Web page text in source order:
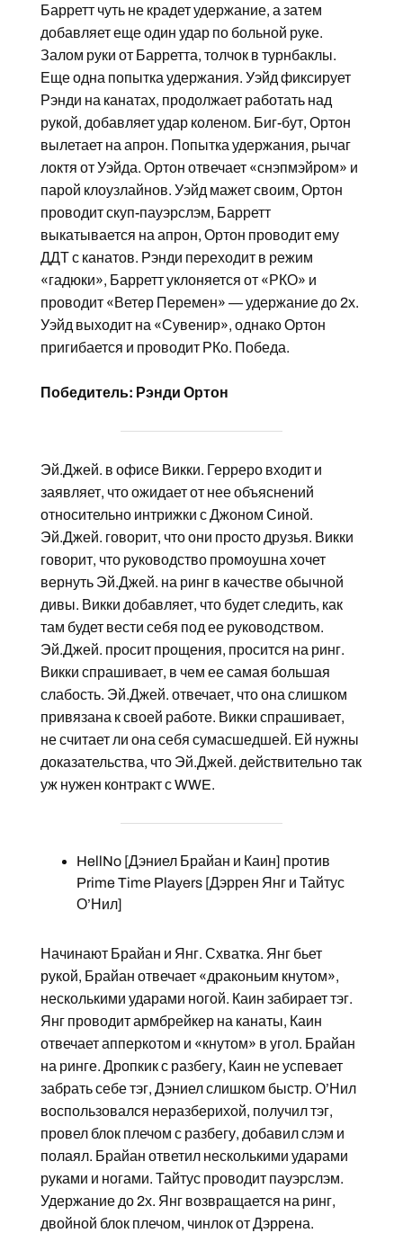
Барретт чуть не крадет удержание, а затем
добавляет еще один удар по больной руке.
Залом руки от Барретта, толчок в турнбаклы.
Еще одна попытка удержания. Уэйд фиксирует
Рэнди на канатах, продолжает работать над
рукой, добавляет удар коленом. Биг-бут, Ортон
вылетает на апрон. Попытка удержания, рычаг
локтя от Уэйда. Ортон отвечает «снэпмэйром» и
парой клоузлайнов. Уэйд мажет своим, Ортон
проводит скуп-пауэрслэм, Барретт
выкатывается на апрон, Ортон проводит ему
ДДТ с канатов. Рэнди переходит в режим
«гадюки», Барретт уклоняется от «РКО» и
проводит «Ветер Перемен» — удержание до 2х.
Уэйд выходит на «Сувенир», однако Ортон
пригибается и проводит РКо. Победа.
Победитель: Рэнди Ортон
Эй.Джей. в офисе Викки. Герреро входит и
заявляет, что ожидает от нее объяснений
относительно интрижки с Джоном Синой.
Эй.Джей. говорит, что они просто друзья. Викки
говорит, что руководство промоушна хочет
вернуть Эй.Джей. на ринг в качестве обычной
дивы. Викки добавляет, что будет следить, как
там будет вести себя под ее руководством.
Эй.Джей. просит прощения, просится на ринг.
Викки спрашивает, в чем ее самая большая
слабость. Эй.Джей. отвечает, что она слишком
привязана к своей работе. Викки спрашивает,
не считает ли она себя сумасшедшей. Ей нужны
доказательства, что Эй.Джей. действительно так
уж нужен контракт с WWE.
HellNo [Дэниел Брайан и Каин] против
Prime Time Players [Дэррен Янг и Тайтус
О’Нил]
Начинают Брайан и Янг. Схватка. Янг бьет
рукой, Брайан отвечает «драконьим кнутом»,
несколькими ударами ногой. Каин забирает тэг.
Янг проводит армбрейкер на канаты, Каин
отвечает апперкотом и «кнутом» в угол. Брайан
на ринге. Дропкик с разбегу, Каин не успевает
забрать себе тэг, Дэниел слишком быстр. О’Нил
воспользовался неразберихой, получил тэг,
провел блок плечом с разбегу, добавил слэм и
полаял. Брайан ответил несколькими ударами
руками и ногами. Тайтус проводит пауэрслэм.
Удержание до 2х. Янг возвращается на ринг,
двойной блок плечом, чинлок от Дэррена.